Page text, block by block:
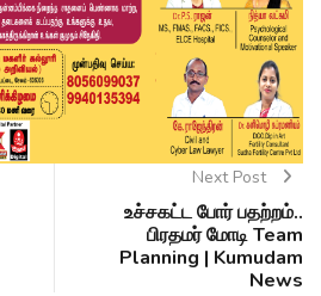
Next Post
உச்சகட்ட போர் பதற்றம்..
பிரதமர் மோடி Team
Planning | Kumudam
News